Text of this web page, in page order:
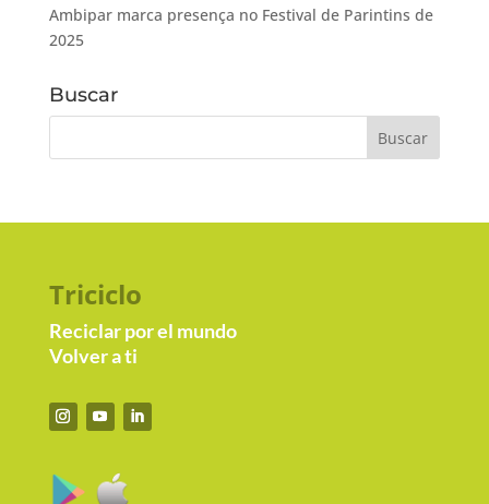
Ambipar marca presença no Festival de Parintins de
2025
Buscar
Triciclo
Reciclar por el mundo
Volver a ti